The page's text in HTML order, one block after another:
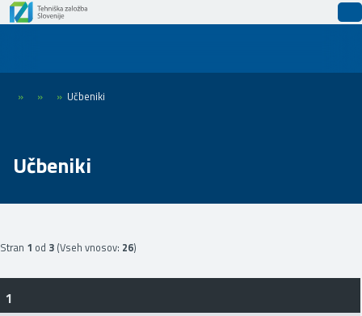
» » » Učbeniki
Učbeniki
Stran 1 od 3 (Vseh vnosov: 26)
1